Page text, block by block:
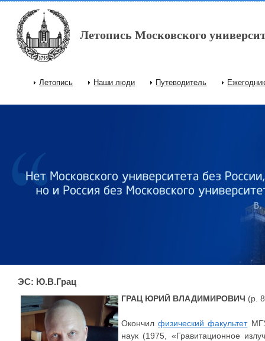
Перейти к основному содержанию
Летопись Московского
Главное меню
Летопись Наши люди Путеводитель
ЭС: Ю.В.Грац
ГРАЦ ЮРИЙ ВЛАДИМИРОВИЧ (р.
Окончилфизический факультетМГУ
наук (1975, «Гравитационное